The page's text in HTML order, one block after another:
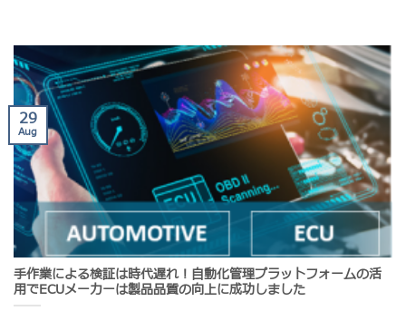
手作業による検証は時代遅れ！自動化管理プラットフォームの活
用でECUメーカーは製品品質の向上に成功しました
29
Aug